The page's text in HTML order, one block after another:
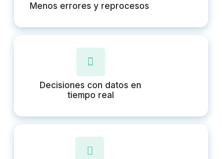
Menos errores y reprocesos
Decisiones con datos en
tiempo real